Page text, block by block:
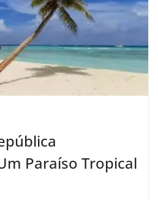
Paraíso Tropical